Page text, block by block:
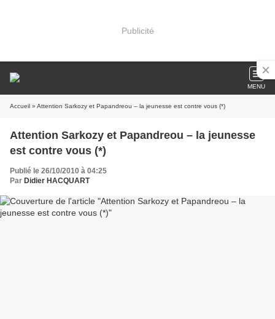
Publicité
MENU
Accueil » Attention Sarkozy et Papandreou – la jeunesse est contre vous (*)
Attention Sarkozy et Papandreou – la jeunesse
est contre vous (*)
Publié le 26/10/2010 à 04:25
Par Didier HACQUART